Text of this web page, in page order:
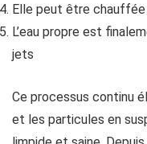
Elle peut être chauffée
L’eau propre est
jets
Ce processus continu
et les particules en